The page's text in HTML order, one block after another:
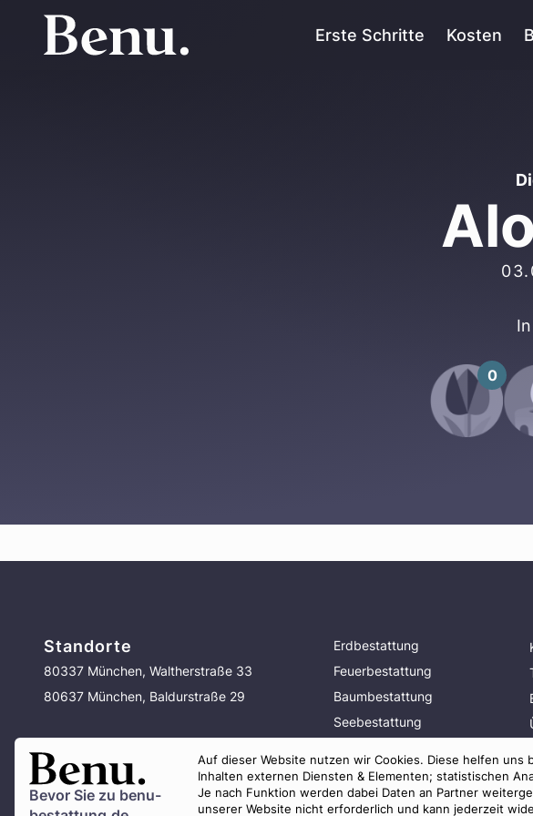
Bevor Sie zu benu-
Auf dieser Website nutzen wir Cookies. Diese helfen
Inhalten externen Diensten & Elementen; statistischen
Je nach Funktion werden dabei Daten an Partner
unserer Website nicht erforderlich und kann jederzeit
Erste Schritte Kosten
0
Standorte
80337 München, Waltherstraße 33
80637 München, Baldurstraße 29
Erdbestattung
Feuerbestattung
Baumbestattung
Seebestattung
Vorsorge